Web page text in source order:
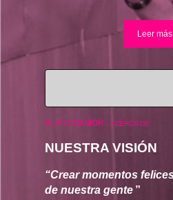
Leer más
BLANCOAMOR -ACERCA DE
NUESTRA VISIÓN
“Crear momentos
de nuestra gente ”